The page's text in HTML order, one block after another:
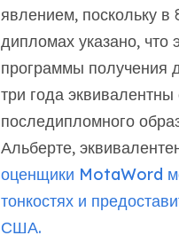
явлением, поскольку в
дипломах указано,
программы получения
три года
последипломного
Альберте,
оценщики MotaWord
тонкостях и
США.